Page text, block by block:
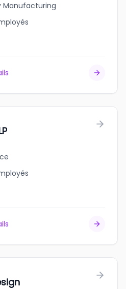
Manufacturing